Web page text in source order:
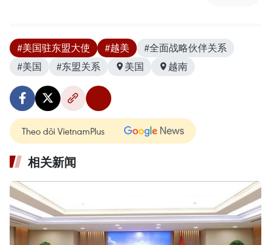
#美国驻东盟大使 #越美
#全面战略伙伴关系
#美国
#东盟关系 美国 越南
Theo dõi VietnamPlus
相关新闻